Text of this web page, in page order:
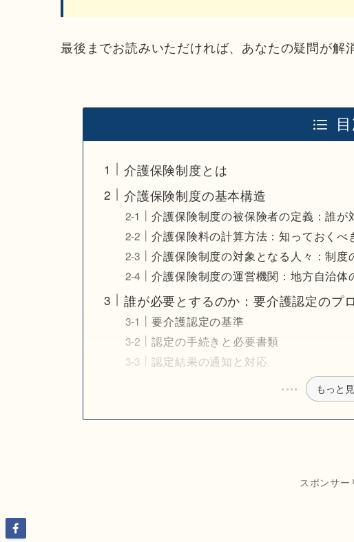
最後までお読みいただければ、あなたの疑問が解
介護保険制度とは
介護保険制度の基本構造
介護保険制度の被保険者の定義：誰が
介護保険料の計算方法：知っておくべ
介護保険制度の対象となる人々：制度
介護保険制度の運営機関：地方自治体
誰が必要とするのか：要介護認定のプ
要介護認定の基準
認定の手続きと必要書類
認定結果の通知と対応
もっと
スポンサー